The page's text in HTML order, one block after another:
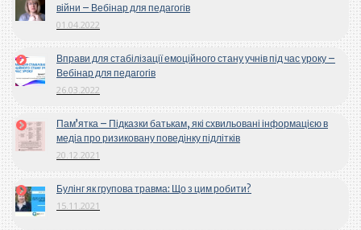
війни – Вебінар для педагогів
01.04.2022
Вправи для стабілізації емоційного стану учнів під час уроку –
Вебінар для педагогів
26.03.2022
Пам’ятка – Підказки батькам, які схвильовані інформацією в
медіа про ризиковану поведінку підлітків
20.12.2021
Булінг як групова травма: Що з цим робити?
15.11.2021